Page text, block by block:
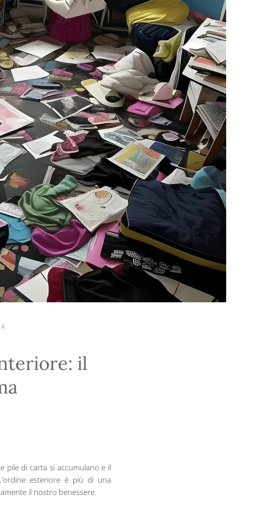
il
pile di carta si accumulano e il
esteriore è più di una
il nostro benessere.